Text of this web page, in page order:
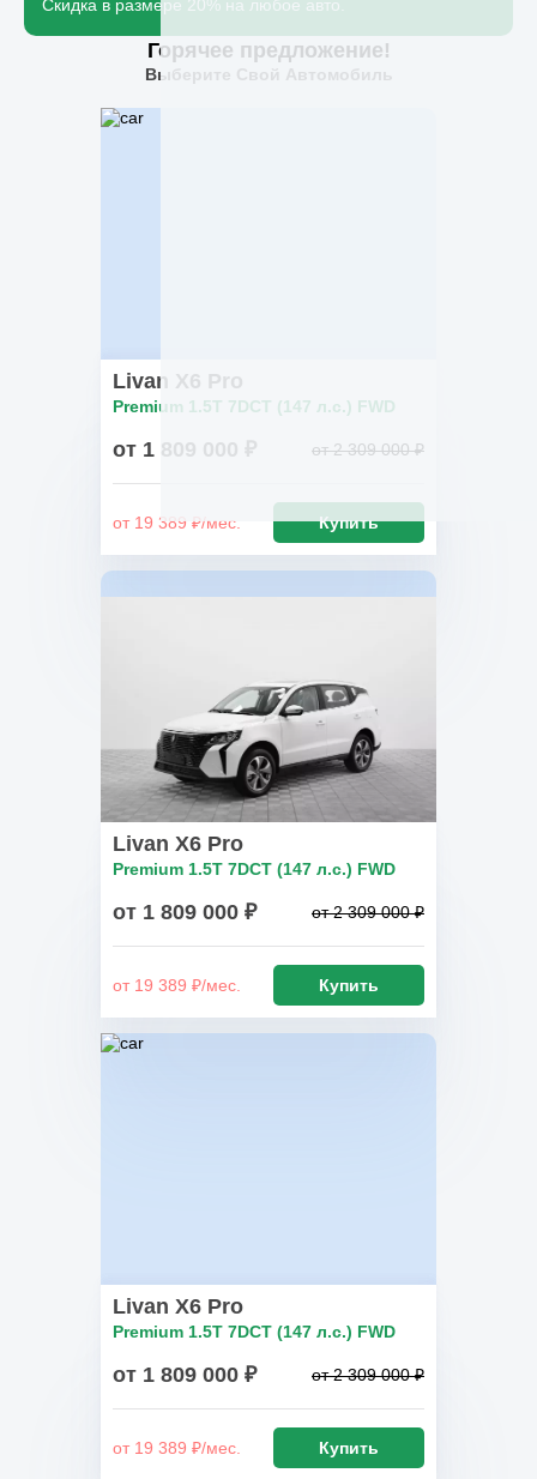
Скидка в размере 20% на любое авто.
Горячее предложение!
Выберите Свой Автомобиль
Livan X6 Pro
Premium 1.5T 7DCT (147 л.с.) FWD
от 1 809 000 ₽ от 2 309 000 ₽
от 19 389 ₽/мес. Купить
Livan X6 Pro
Premium 1.5T 7DCT (147 л.с.) FWD
от 1 809 000 ₽ от 2 309 000 ₽
от 19 389 ₽/мес. Купить
Livan X6 Pro
Premium 1.5T 7DCT (147 л.с.) FWD
от 1 809 000 ₽ от 2 309 000 ₽
от 19 389 ₽/мес. Купить